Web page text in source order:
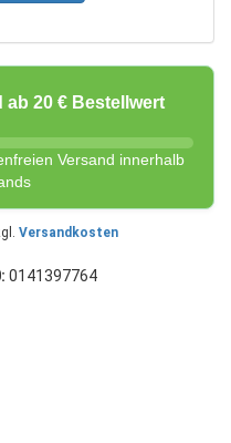
ab 20 € Bestellwert
Versand innerhalb
Versandkosten
0141397764